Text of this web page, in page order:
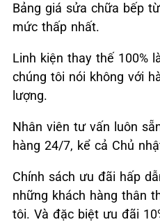
Bảng giá sửa chữa bếp
mức thấp nhất.
Linh kiện thay thế 100%
chúng tôi nói không với
lượng.
Nhân viên tư vấn luôn
hàng 24/7, kể cả Chủ
Chính sách ưu đãi hấp
những khách hàng thân
tôi. Và đặc biệt ưu đãi